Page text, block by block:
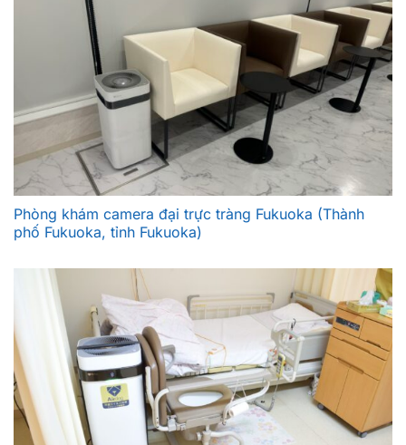
Phòng khám camera đại trực tràng Fukuoka (Thành
phố Fukuoka, tỉnh Fukuoka)